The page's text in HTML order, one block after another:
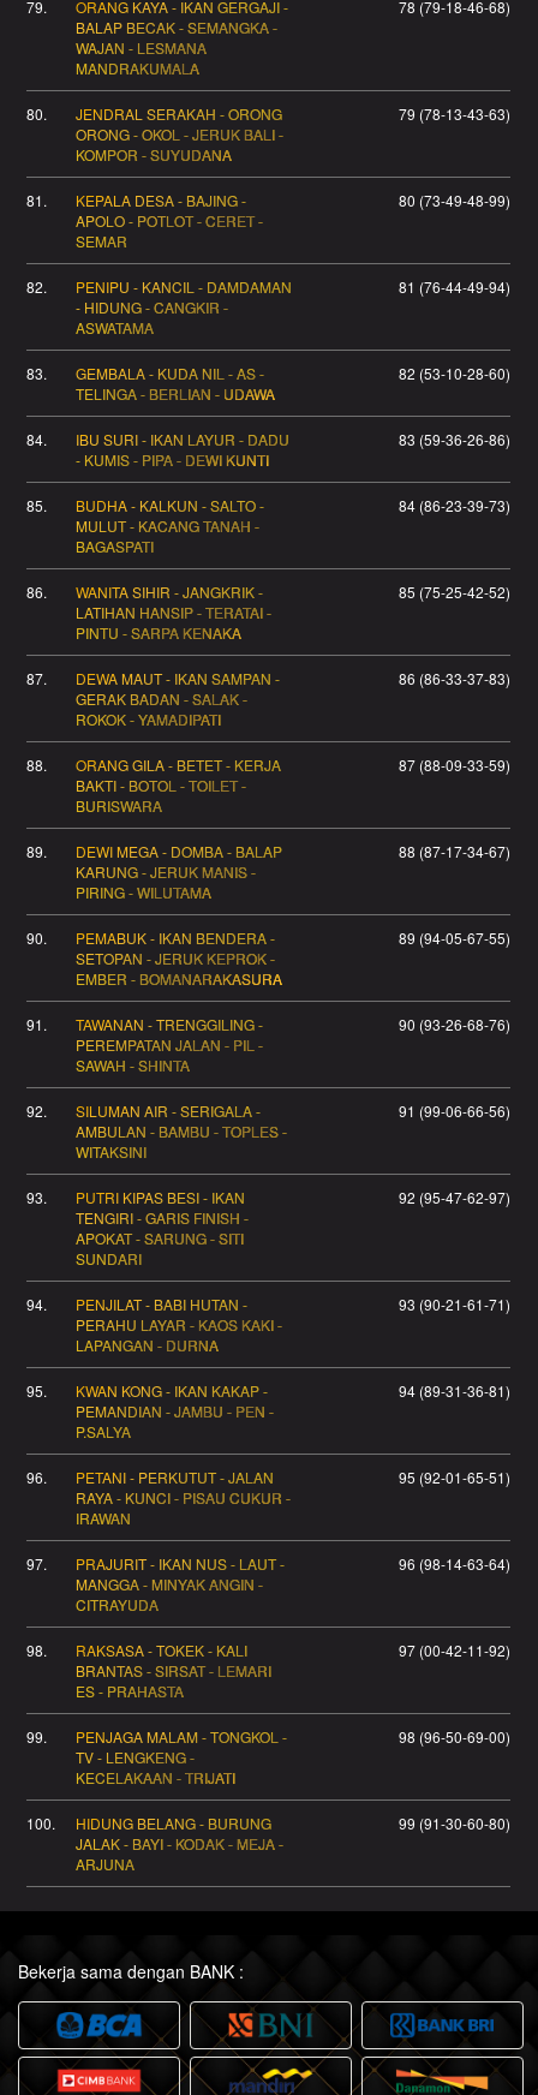
79.
ORANG KAYA - IKAN GERGAJI -
BALAP BECAK - SEMANGKA -
WAJAN - LESMANA
MANDRAKUMALA
78 (79-18-46-68)
80.
JENDRAL SERAKAH - ORONG
ORONG - OKOL - JERUK BALI -
KOMPOR - SUYUDANA
79 (78-13-43-63)
81.
KEPALA DESA - BAJING -
APOLO - POTLOT - CERET -
SEMAR
80 (73-49-48-99)
82.
PENIPU - KANCIL - DAMDAMAN
- HIDUNG - CANGKIR -
ASWATAMA
81 (76-44-49-94)
83.
GEMBALA - KUDA NIL - AS -
TELINGA - BERLIAN - UDAWA
82 (53-10-28-60)
84.
IBU SURI - IKAN LAYUR - DADU
- KUMIS - PIPA - DEWI KUNTI
83 (59-36-26-86)
85.
BUDHA - KALKUN - SALTO -
MULUT - KACANG TANAH -
BAGASPATI
84 (86-23-39-73)
86.
WANITA SIHIR - JANGKRIK -
LATIHAN HANSIP - TERATAI -
PINTU - SARPA KENAKA
85 (75-25-42-52)
87.
DEWA MAUT - IKAN SAMPAN -
GERAK BADAN - SALAK -
ROKOK - YAMADIPATI
86 (86-33-37-83)
88.
ORANG GILA - BETET - KERJA
BAKTI - BOTOL - TOILET -
BURISWARA
87 (88-09-33-59)
89.
DEWI MEGA - DOMBA - BALAP
KARUNG - JERUK MANIS -
PIRING - WILUTAMA
88 (87-17-34-67)
90.
PEMABUK - IKAN BENDERA -
SETOPAN - JERUK KEPROK -
EMBER - BOMANARAKASURA
89 (94-05-67-55)
91.
TAWANAN - TRENGGILING -
PEREMPATAN JALAN - PIL -
SAWAH - SHINTA
90 (93-26-68-76)
92.
SILUMAN AIR - SERIGALA -
AMBULAN - BAMBU - TOPLES -
WITAKSINI
91 (99-06-66-56)
93.
PUTRI KIPAS BESI - IKAN
TENGIRI - GARIS FINISH -
APOKAT - SARUNG - SITI
SUNDARI
92 (95-47-62-97)
94.
PENJILAT - BABI HUTAN -
PERAHU LAYAR - KAOS KAKI -
LAPANGAN - DURNA
93 (90-21-61-71)
95.
KWAN KONG - IKAN KAKAP -
PEMANDIAN - JAMBU - PEN -
P.SALYA
94 (89-31-36-81)
96.
PETANI - PERKUTUT - JALAN
RAYA - KUNCI - PISAU CUKUR -
IRAWAN
95 (92-01-65-51)
97.
PRAJURIT - IKAN NUS - LAUT -
MANGGA - MINYAK ANGIN -
CITRAYUDA
96 (98-14-63-64)
98.
RAKSASA - TOKEK - KALI
BRANTAS - SIRSAT - LEMARI
ES - PRAHASTA
97 (00-42-11-92)
99.
PENJAGA MALAM - TONGKOL -
TV - LENGKENG -
KECELAKAAN - TRIJATI
98 (96-50-69-00)
100.
HIDUNG BELANG - BURUNG
JALAK - BAYI - KODAK - MEJA -
ARJUNA
99 (91-30-60-80)
Bekerja sama dengan BANK :